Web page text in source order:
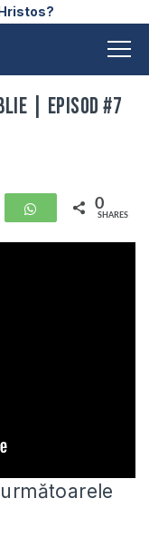
| Episod #7
WhatsApp
0
SHARES